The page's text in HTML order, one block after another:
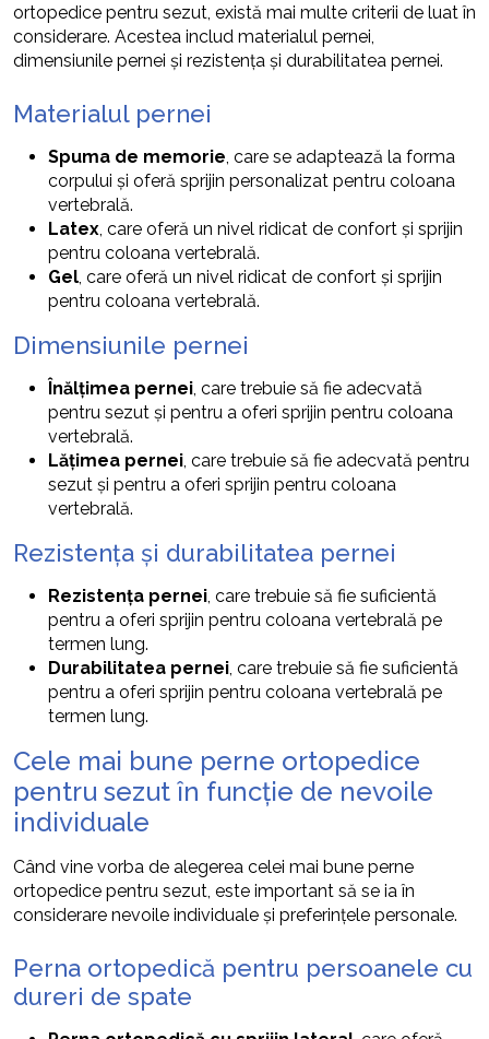
ortopedice pentru sezut, există mai multe criterii de luat în
considerare. Acestea includ materialul pernei,
dimensiunile pernei și rezistența și durabilitatea pernei.
Materialul pernei
Spuma de memorie , care se adaptează la forma
corpului și oferă sprijin personalizat pentru coloana
vertebrală.
Latex , care oferă un nivel ridicat de confort și sprijin
pentru coloana vertebrală.
Gel , care oferă un nivel ridicat de confort și sprijin
pentru coloana vertebrală.
Dimensiunile pernei
Înălțimea pernei , care trebuie să fie adecvată
pentru sezut și pentru a oferi sprijin pentru coloana
vertebrală.
Lățimea pernei , care trebuie să fie adecvată pentru
sezut și pentru a oferi sprijin pentru coloana
vertebrală.
Rezistența și durabilitatea pernei
Rezistența pernei , care trebuie să fie suficientă
pentru a oferi sprijin pentru coloana vertebrală pe
termen lung.
Durabilitatea pernei , care trebuie să fie suficientă
pentru a oferi sprijin pentru coloana vertebrală pe
termen lung.
Cele mai bune perne ortopedice
pentru sezut în funcție de nevoile
individuale
Când vine vorba de alegerea celei mai bune perne
ortopedice pentru sezut, este important să se ia în
considerare nevoile individuale și preferințele personale.
Perna ortopedică pentru persoanele cu
dureri de spate